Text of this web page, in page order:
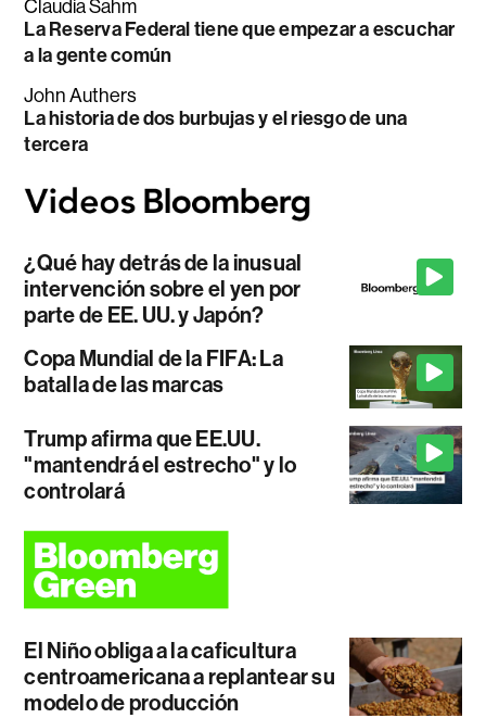
Claudia Sahm
La Reserva Federal tiene que empezar a escuchar
a la gente común
John Authers
La historia de dos burbujas y el riesgo de una
tercera
¿Qué hay detrás de la inusual
intervención sobre el yen por
parte de EE. UU. y Japón?
Copa Mundial de la FIFA: La
batalla de las marcas
Trump afirma que EE.UU.
"mantendrá el estrecho" y lo
controlará
El Niño obliga a la caficultura
centroamericana a replantear su
modelo de producción